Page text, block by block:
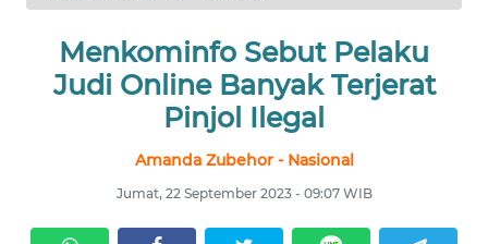
Menkominfo Sebut Pelaku
Judi Online Banyak Terjerat
Pinjol Ilegal
Amanda Zubehor - Nasional
Jumat, 22 September 2023 - 09:07 WIB
NASIONAL
KRIMINAL